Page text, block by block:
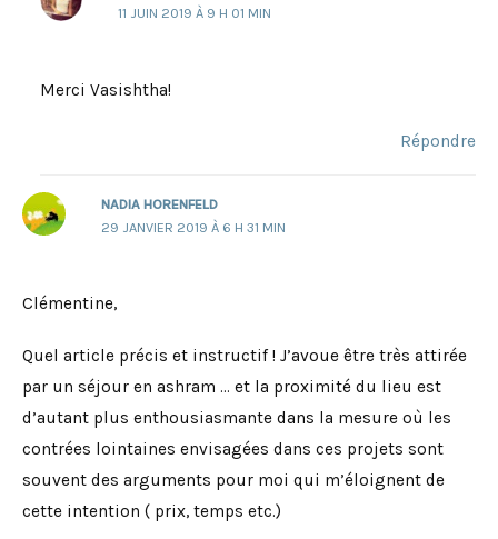
11 JUIN 2019 À 9 H 01 MIN
Merci Vasishtha!
Répondre
NADIA HORENFELD
29 JANVIER 2019 À 6 H 31 MIN
Clémentine,
Quel article précis et instructif ! J’avoue être très attirée
par un séjour en ashram … et la proximité du lieu est
d’autant plus enthousiasmante dans la mesure où les
contrées lointaines envisagées dans ces projets sont
souvent des arguments pour moi qui m’éloignent de
cette intention ( prix, temps etc.)